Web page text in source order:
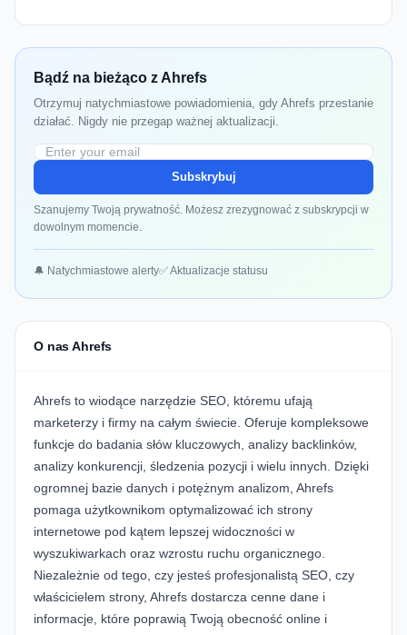
Bądź na bieżąco z Ahrefs
Otrzymuj natychmiastowe powiadomienia, gdy Ahrefs przestanie
działać. Nigdy nie przegap ważnej aktualizacji.
Subskrybuj
Szanujemy Twoją prywatność. Możesz zrezygnować z subskrypcji w
dowolnym momencie.
🔔 Natychmiastowe alerty✅ Aktualizacje statusu
O nas Ahrefs
Ahrefs to wiodące narzędzie SEO, któremu ufają
marketerzy i firmy na całym świecie. Oferuje kompleksowe
funkcje do badania słów kluczowych, analizy backlinków,
analizy konkurencji, śledzenia pozycji i wielu innych. Dzięki
ogromnej bazie danych i potężnym analizom, Ahrefs
pomaga użytkownikom optymalizować ich strony
internetowe pod kątem lepszej widoczności w
wyszukiwarkach oraz wzrostu ruchu organicznego.
Niezależnie od tego, czy jesteś profesjonalistą SEO, czy
właścicielem strony, Ahrefs dostarcza cenne dane i
informacje, które poprawią Twoją obecność online i